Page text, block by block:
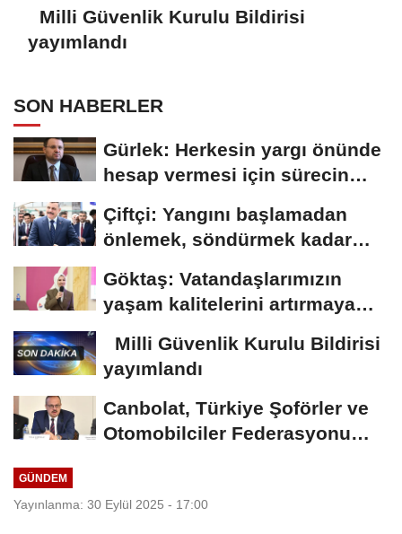
Milli Güvenlik Kurulu Bildirisi
yayımlandı
SON HABERLER
Gürlek: Herkesin yargı önünde
hesap vermesi için sürecin
Çiftçi: Yangını başlamadan
önlemek, söndürmek kadar
Göktaş: Vatandaşlarımızın
yaşam kalitelerini artırmaya
Milli Güvenlik Kurulu Bildirisi
yayımlandı
Canbolat, Türkiye Şoförler ve
Otomobilciler Federasyonu
GÜNDEM
Yayınlanma: 30 Eylül 2025 - 17:00